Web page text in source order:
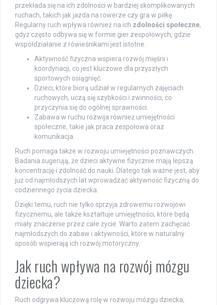
przekłada się na ich zdolności w bardziej skomplikowanych
ruchach, takich jak jazda na rowerze czy gra w piłkę.
Regularny ruch wpływa również na ich zdolności społeczne,
gdyż często odbywa się w formie gier zespołowych, gdzie
współdziałanie z rówieśnikami jest istotne.
Aktywność fizyczna wspiera rozwój mięśni i
koordynacji, co jest kluczowe dla przyszłych
sportowych osiągnięć.
Dzieci, które biorą udział w regularnych zajęciach
ruchowych, uczą się szybkości i zwinności, co
przyczynia się do ogólnej sprawności.
Zabawa w ruchu rozwija również umiejętności
społeczne, takie jak praca zespołowa oraz
komunikacja.
Ruch pomaga także w rozwoju umiejętności poznawczych.
Badania sugerują, że dzieci aktywne fizycznie mają lepszą
koncentrację i zdolność do nauki. Dlatego tak ważne jest, aby
już od najmłodszych lat wprowadzać aktywność fizyczną do
codziennego życia dziecka.
Dzięki temu, ruch nie tylko sprzyja zdrowemu rozwojowi
fizycznemu, ale także kształtuje umiejętności, które będą
miały znaczenie przez całe życie. Warto zatem zachęcać
najmłodszych do zabaw i aktywności, które w naturalny
sposób wspierają ich rozwój motoryczny.
Jak ruch wpływa na rozwój mózgu
dziecka?
Ruch odgrywa kluczową rolę w rozwoju mózgu dziecka,